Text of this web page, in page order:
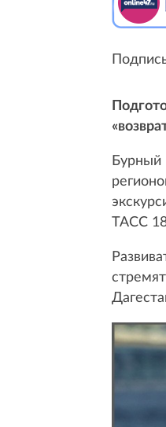
Бурный
ТАСС